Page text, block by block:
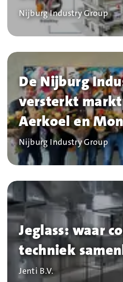
Bedrijf
Nijburg Industry Group
De Nijburg
versterkt
Aerkoel en
Bedrijf
Nijburg Industry Group
Jeglass: waar
techniek
Bedrijf
Jenti B.V.